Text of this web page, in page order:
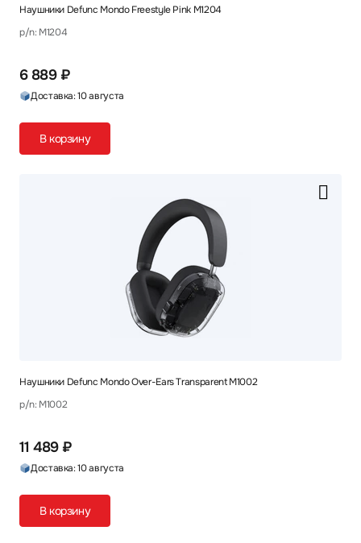
Наушники Defunc Mondo Freestyle Pink M1204
p/n: M1204
6 889 ₽
Доставка: 10 августа
В корзину
Наушники Defunc Mondo Over-Ears Transparent M1002
p/n: M1002
11 489 ₽
Доставка: 10 августа
В корзину